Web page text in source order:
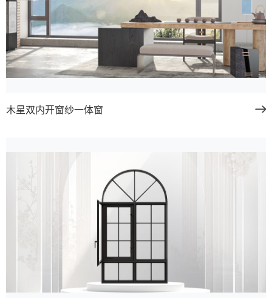
木星双内开窗纱一体窗